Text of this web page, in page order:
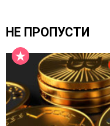
НЕ ПРОПУСТИ